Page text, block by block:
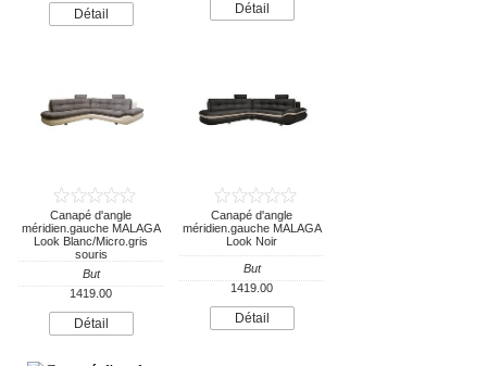
Détail Détail
Canapé d'angle
méridien.gauche MALAGA
Look Blanc/Micro.gris
souris
But
1419.00
Détail
Canapé d'angle
méridien.gauche MALAGA
Look Noir
But
1419.00
Détail